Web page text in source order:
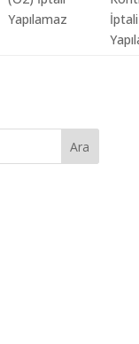
Yapılamaz
İptali
Ara